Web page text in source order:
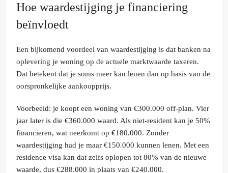
Hoe waardestijging je financiering
beïnvloedt
Een bijkomend voordeel van waardestijging is dat banken na
oplevering je woning op de actuele marktwaarde taxeren.
Dat betekent dat je soms meer kan lenen dan op basis van de
oorspronkelijke aankoopprijs.
Voorbeeld: je koopt een woning van €300.000 off-plan. Vier
jaar later is die €360.000 waard. Als niet-resident kan je 50%
financieren, wat neerkomt op €180.000. Zonder
waardestijging had je maar €150.000 kunnen lenen. Met een
residence visa kan dat zelfs oplopen tot 80% van de nieuwe
waarde, dus €288.000 in plaats van €240.000.